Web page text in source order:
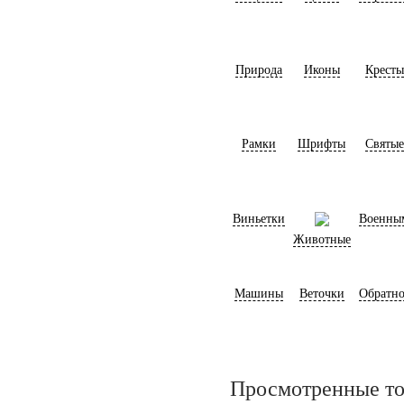
Природа Иконы Кресты
Рамки Шрифты Святые
Виньетки
Животные
Машины Веточки
Просмотренные